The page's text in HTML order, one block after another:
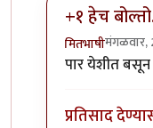
+१ हेच
मितभाषीमंगळवार,
In reply to
पार येशीत बसून
प्रतिसाद